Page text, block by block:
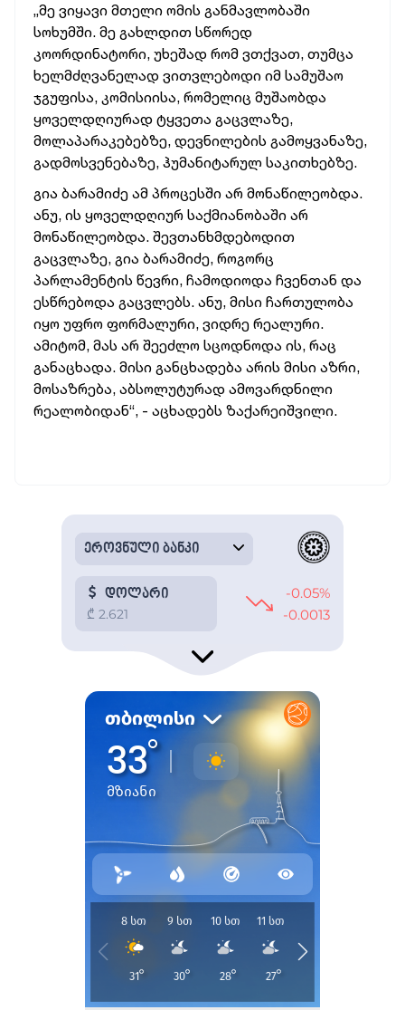
„მე ვიყავი მთელი ომის განმავლობაში
სოხუმში. მე გახლდით სწორედ
კოორდინატორი, უხეშად რომ ვთქვათ, თუმცა
ხელმძღვანელად ვითვლებოდი იმ სამუშაო
ჯგუფისა, კომისიისა, რომელიც მუშაობდა
ყოველდღიურად ტყვეთა გაცვლაზე,
მოლაპარაკებებზე, დევნილების გამოყვანაზე,
გადმოსვენებაზე, ჰუმანიტარულ საკითხებზე.
გია ბარამიძე ამ პროცესში არ მონაწილეობდა.
ანუ, ის ყოველდღიურ საქმიანობაში არ
მონაწილეობდა. შევთანხმდებოდით
გაცვლაზე, გია ბარამიძე, როგორც
პარლამენტის წევრი, ჩამოდიოდა ჩვენთან და
ესწრებოდა გაცვლებს. ანუ, მისი ჩართულობა
იყო უფრო ფორმალური, ვიდრე რეალური.
ამიტომ, მას არ შეეძლო სცოდნოდა ის, რაც
განაცხადა. მისი განცხადება არის მისი აზრი,
მოსაზრება, აბსოლუტურად ამოვარდნილი
რეალობიდან“, - აცხადებს ზაქარეიშვილი.